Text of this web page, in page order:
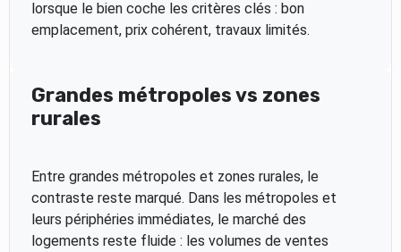
lorsque le bien coche les critères clés : bon
emplacement, prix cohérent, travaux limités.
Grandes métropoles vs zones
rurales
Entre grandes métropoles et zones rurales, le
contraste reste marqué. Dans les métropoles et
leurs périphéries immédiates, le marché des
logements reste fluide : les volumes de ventes